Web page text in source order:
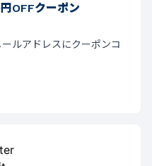
OFFクーポン
ルアドレスにクーポンコ